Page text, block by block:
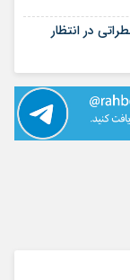
در انتظار